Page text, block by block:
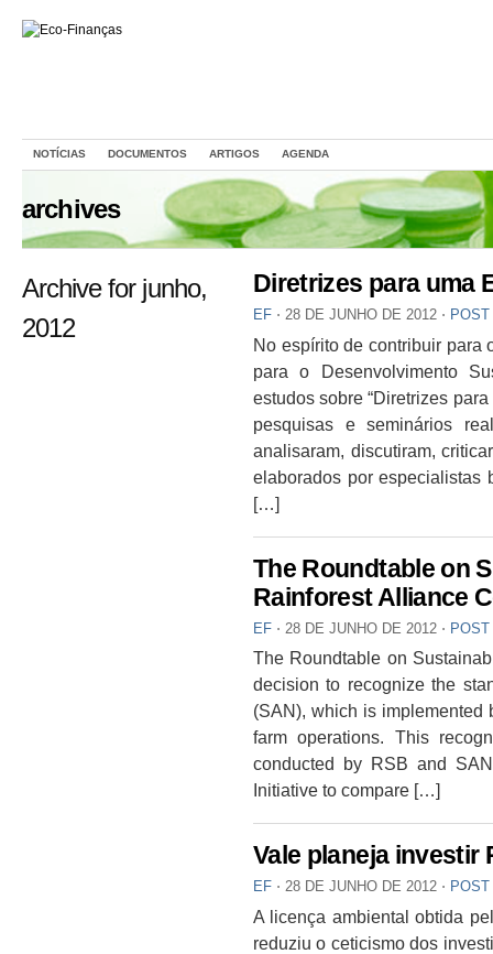
NOTÍCIAS DOCUMENTOS ARTIGOS AGENDA
archives
Archive for junho,
2012
Diretrizes para uma
EF ⋅ 28 DE JUNHO DE 2012 ⋅
No espírito de contribuir para
para o Desenvolvimento
estudos sobre “Diretrizes
pesquisas e seminários
analisaram, discutiram,
elaborados por especialistas
[…]
The Roundtable on
Rainforest Alliance
EF ⋅ 28 DE JUNHO DE 2012 ⋅ POST
The Roundtable on
decision to recognize the
(SAN), which is implemented
farm operations. This
conducted by RSB and
Initiative to compare […]
Vale planeja investir
EF ⋅ 28 DE JUNHO DE 2012 ⋅
A licença ambiental obtida
reduziu o ceticismo dos